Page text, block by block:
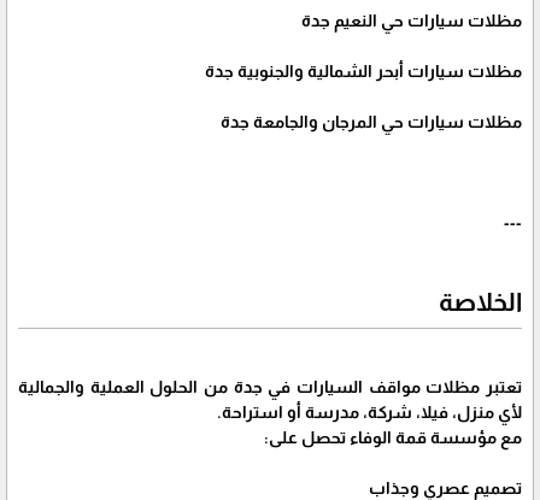
مظلات سيارات حي النعيم جدة
مظلات سيارات أبحر الشمالية والجنوبية جدة
مظلات سيارات حي المرجان والجامعة جدة
---
الخلاصة
تعتبر مظلات مواقف السيارات في جدة من الحلول العملية والجمالية
لأي منزل، فيلا، شركة، مدرسة أو استراحة.
مع مؤسسة قمة الوفاء تحصل على:
تصميم عصري وجذاب